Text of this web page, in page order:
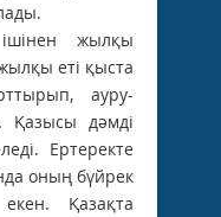
жылқы
еті қыста
ауру-
Қазысы дәмді
Ертеректе
оның бүйрек
Қазақта